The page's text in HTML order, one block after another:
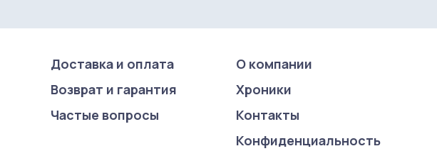
Доставка и оплата
Возврат и гарантия
Частые вопросы
О компании
Хроники
Контакты
Конфиденциаль­ность